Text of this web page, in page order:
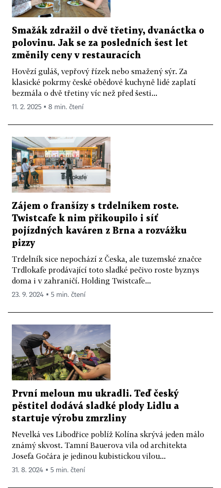
Smažák zdražil o dvě třetiny, dvanáctka o
polovinu. Jak se za posledních šest let
změnily ceny v restauracích
Hovězí guláš, vepřový řízek nebo smažený sýr. Za
klasické pokrmy české obědové kuchyně lidé zaplatí
bezmála o dvě třetiny víc než před šesti...
11. 2. 2025 ▪ 8 min. čtení
Zájem o franšízy s trdelníkem roste.
Twistcafe k nim přikoupilo i síť
pojízdných kaváren z Brna a rozvážku
pizzy
Trdelník sice nepochází z Česka, ale tuzemské značce
Trdlokafe prodávající toto sladké pečivo roste byznys
doma i v zahraničí. Holding Twistcafe...
23. 9. 2024 ▪ 5 min. čtení
První meloun mu ukradli. Teď český
pěstitel dodává sladké plody Lidlu a
startuje výrobu zmrzliny
Nevelká ves Libodřice poblíž Kolína skrývá jeden málo
známý skvost. Tamní Bauerova vila od architekta
Josefa Gočára je jedinou kubistickou vilou...
31. 8. 2024 ▪ 5 min. čtení